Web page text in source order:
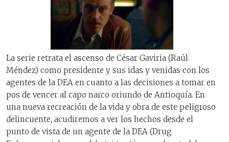
La serie retrata el ascenso de César Gaviria (Raúl
Méndez) como presidente y sus idas y venidas con los
agentes de la DEA en cuanto a las decisiones a tomar en
pos de vencer al capo narco oriundo de Antioquía. En
una nueva recreación de la vida y obra de este peligroso
delincuente, acudiremos a ver los hechos desde el
punto de vista de un agente de la DEA (Drug